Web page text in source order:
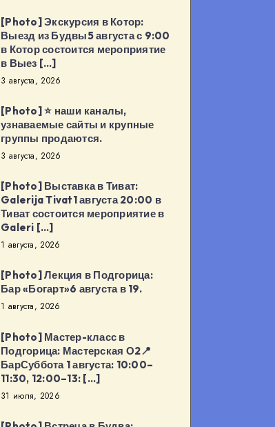
[Photo] Экскурсия в Котор:
Выезд из Будвы5 августа с 9:00
в Котор состоится мероприятие
в Выез […]
3 августа, 2026
[Photo] ⭐️ наши каналы,
узнаваемые сайты и крупные
группы продаются.
3 августа, 2026
[Photo] Выставка в Тиват:
Galerija Tivat1 августа 20:00 в
Тиват состоится мероприятие в
Galeri […]
1 августа, 2026
[Photo] Лекция в Подгорица:
Бар «Богарт»6 августа в 19.
1 августа, 2026
[Photo] Мастер-класс в
Подгорица: Мастерская О2📍
БарСуббота 1 августа: 10:00–
11:30, 12:00–13: […]
31 июля, 2026